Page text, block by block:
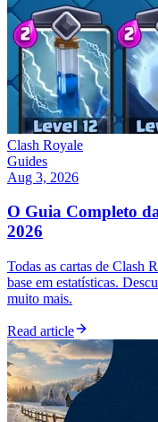
Clash Royale
Guides
Aug 3, 2026
O Guia Completo
2026
Todas as cartas de Clash
base em estatísticas.
muito mais.
Read article